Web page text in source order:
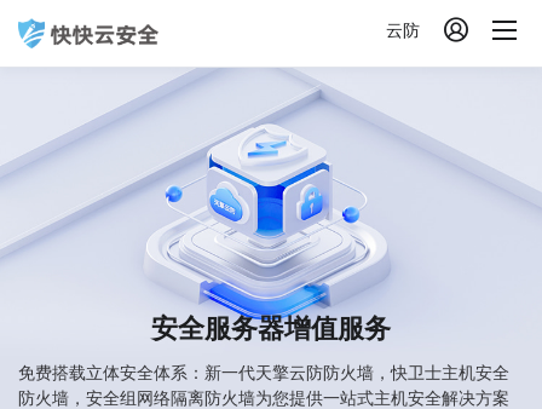
云防 
安全服务器增值服务
免费搭载立体安全体系：新一代天擎云防防火墙，快卫士主机安全
防火墙，安全组网络隔离防火墙为您提供一站式主机安全解决方案